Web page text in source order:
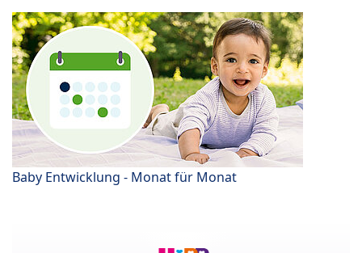
Baby Entwicklung - Monat für Monat